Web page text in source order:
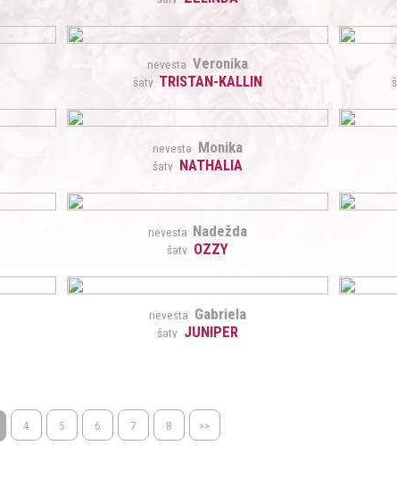
nevesta Veronika
šaty TRISTAN-KALLIN
nevesta Monika
šaty NATHALIA
nevesta Nadežda
šaty OZZY
nevesta Gabriela
šaty JUNIPER
4 5 6 7 8 >>